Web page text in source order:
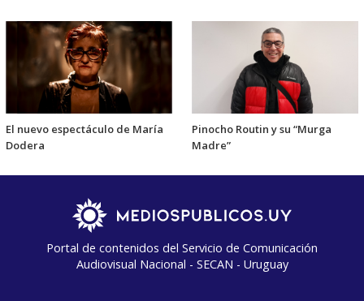
El nuevo espectáculo de María
Dodera
Pinocho Routin y su “Murga
Madre”
Portal de contenidos del Servicio de Comunicación
Audiovisual Nacional - SECAN - Uruguay